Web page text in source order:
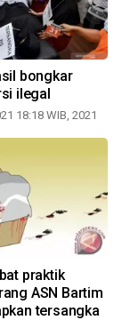
bongkar
ilegal
18:18 WIB, 2021
praktik
ASN Bartim
tersangka